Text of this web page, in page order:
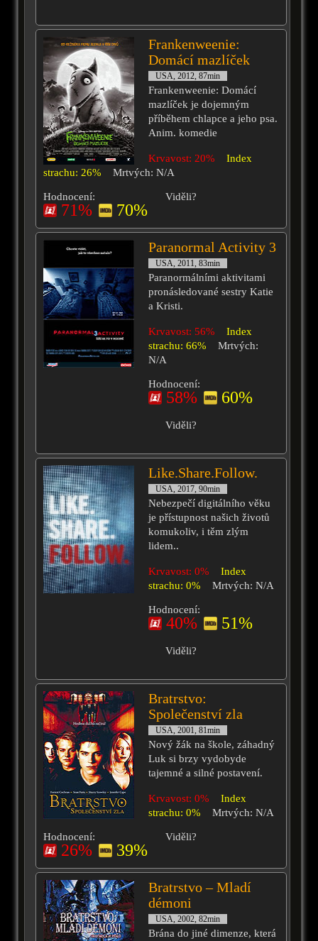
Frankenweenie:
Domácí mazlíček
USA, 2012, 87min
Frankenweenie: Domácí
mazlíček je dojemným
příběhem chlapce a jeho psa.
Anim. komedie
Krvavost: 20%
Index
strachu: 26%
Mrtvých: N/A
Hodnocení:
71% 70%
Viděli?
Paranormal Activity 3
USA, 2011, 83min
Paranormálními aktivitami
pronásledované sestry Katie
a Kristi.
Krvavost: 56%
Index
strachu: 66%
Mrtvých:
N/A
Hodnocení:
58% 60%
Viděli?
Like.Share.Follow.
USA, 2017, 90min
Nebezpečí digitálního věku
je přístupnost našich životů
komukoliv, i těm zlým
lidem..
Krvavost: 0%
Index
strachu: 0%
Mrtvých: N/A
Hodnocení:
40% 51%
Viděli?
Bratrstvo:
Společenství zla
USA, 2001, 81min
Nový žák na škole, záhadný
Luk si brzy vydobyde
tajemné a silné postavení.
Krvavost: 0%
Index
strachu: 0%
Mrtvých: N/A
Hodnocení:
26% 39%
Viděli?
Bratrstvo – Mladí
démoni
USA, 2002, 82min
Brána do jiné dimenze, která